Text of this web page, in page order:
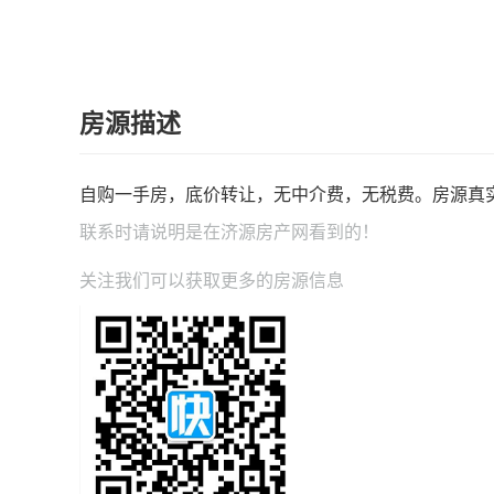
房源描述
自购一手房，底价转让，无中介费，无税费。房源真
联系时请说明是在济源房产网 看到的！
关注我们可以获取更多的房源信息